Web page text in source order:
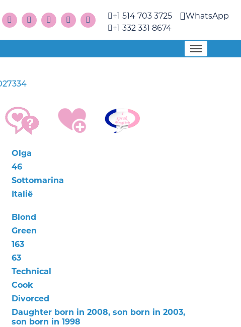
+1 514 703 3725
+1 332 331 8674
WhatsApp
Olga
46
Sottomarina
Italië
Blond
Green
163
63
Technical
Cook
Divorced
Daughter born in 2008, son born in 2003,
son born in 1998